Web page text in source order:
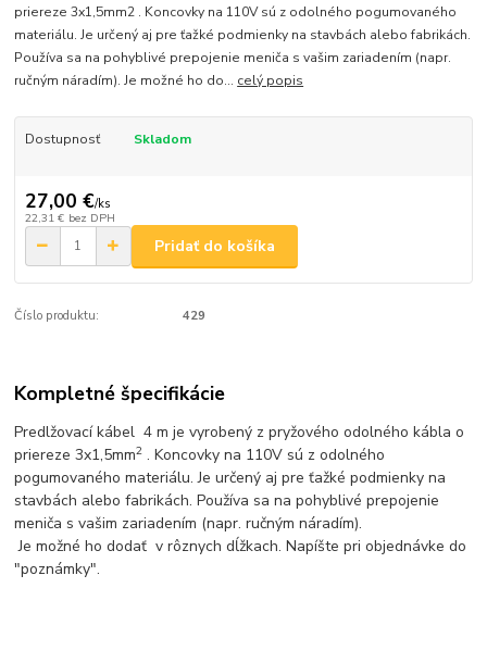
priereze 3x1,5mm2 . Koncovky na 110V sú z odolného pogumovaného
materiálu. Je určený aj pre ťažké podmienky na stavbách alebo fabrikách.
Používa sa na pohyblivé prepojenie meniča s vašim zariadením (napr.
ručným náradím). Je možné ho do... celý popis
Dostupnosť Skladom
27,00 €/ks
22,31 € bez DPH
Pridať do košíka
Číslo produktu: 429
Kompletné špecifikácie
Predlžovací kábel 4 m je vyrobený z pryžového odolného kábla o
priereze 3x1,5mm2 . Koncovky na 110V sú z odolného
pogumovaného materiálu. Je určený aj pre ťažké podmienky na
stavbách alebo fabrikách. Používa sa na pohyblivé prepojenie
meniča s vašim zariadením (napr. ručným náradím).
Je možné ho dodať v rôznych dĺžkach. Napíšte pri objednávke do
"poznámky".